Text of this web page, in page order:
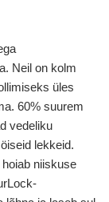
Neil on kolm
üles
60% suurem
vedeliku
lekkeid.
niiskuse